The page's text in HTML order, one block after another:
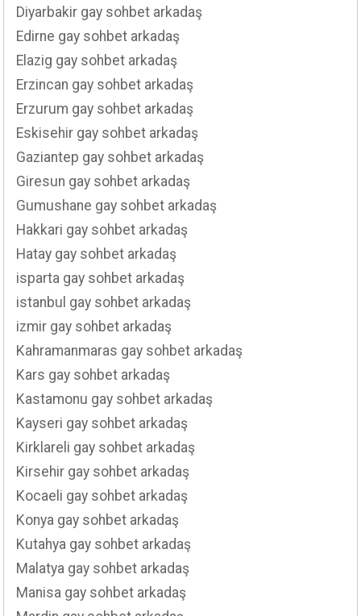
Diyarbakir gay sohbet arkadaş
Edirne gay sohbet arkadaş
Elazig gay sohbet arkadaş
Erzincan gay sohbet arkadaş
Erzurum gay sohbet arkadaş
Eskisehir gay sohbet arkadaş
Gaziantep gay sohbet arkadaş
Giresun gay sohbet arkadaş
Gumushane gay sohbet arkadaş
Hakkari gay sohbet arkadaş
Hatay gay sohbet arkadaş
isparta gay sohbet arkadaş
istanbul gay sohbet arkadaş
izmir gay sohbet arkadaş
Kahramanmaras gay sohbet arkadaş
Kars gay sohbet arkadaş
Kastamonu gay sohbet arkadaş
Kayseri gay sohbet arkadaş
Kirklareli gay sohbet arkadaş
Kirsehir gay sohbet arkadaş
Kocaeli gay sohbet arkadaş
Konya gay sohbet arkadaş
Kutahya gay sohbet arkadaş
Malatya gay sohbet arkadaş
Manisa gay sohbet arkadaş